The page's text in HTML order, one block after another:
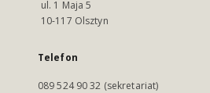
ul. 1 Maja 5
10-117 Olsztyn
Telefon
089 524 90 32 (sekretariat)